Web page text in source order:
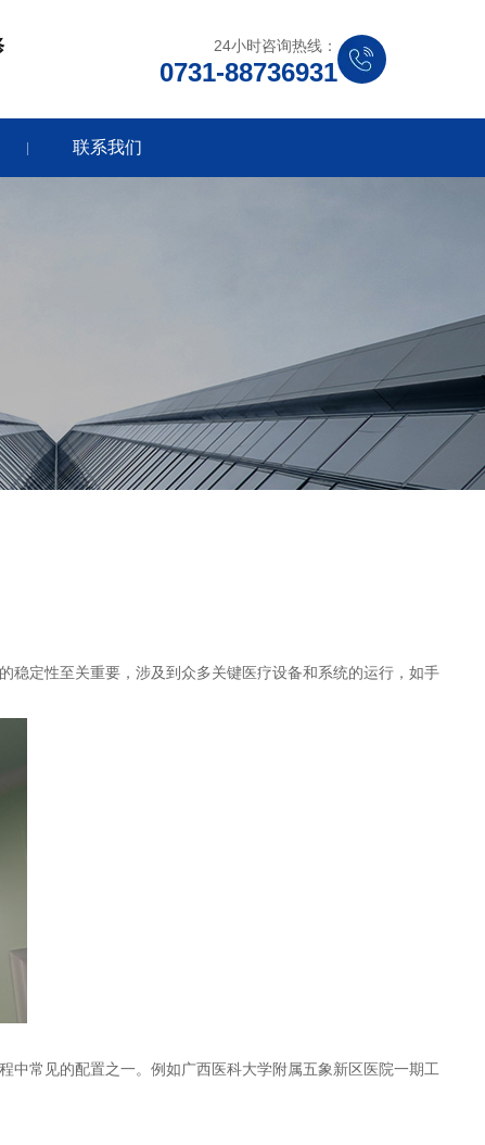
24小时咨询热线：
0731-88736931
| 联系我们
稳定性至关重要，涉及到众多关键医疗设备和系统的运行，如手
中常见的配置之一。例如广西医科大学附属五象新区医院一期工